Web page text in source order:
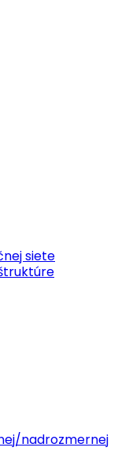
siete
nadrozmernej